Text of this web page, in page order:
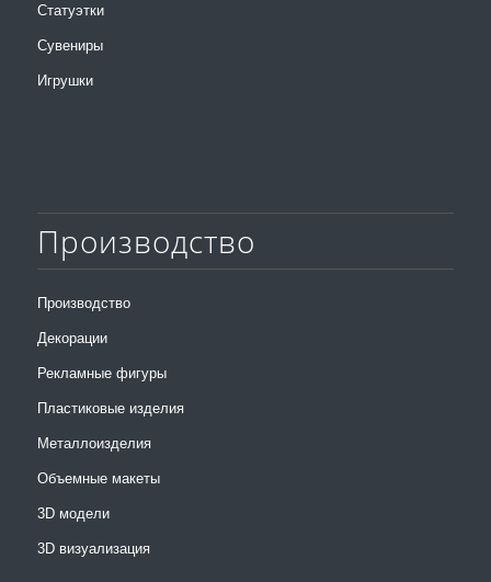
Статуэтки
Сувениры
Игрушки
Производство
Производство
Декорации
Рекламные фигуры
Пластиковые изделия
Металлоизделия
Объемные макеты
3D модели
3D визуализация